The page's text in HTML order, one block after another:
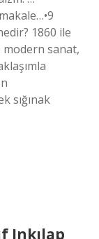
1860 ile
modern sanat,
sığınak
Inkılap